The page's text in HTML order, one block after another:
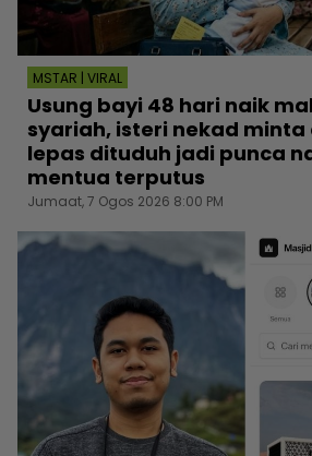
MSTAR | VIRAL
Usung bayi 48 hari naik
syariah, isteri nekad minta
lepas dituduh jadi punca
mentua terputus
Jumaat, 7 Ogos 2026 8:00 PM